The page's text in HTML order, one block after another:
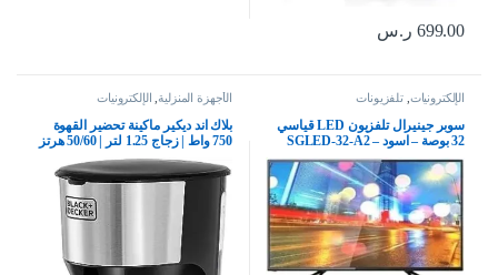
699.00 ر.س
الإلكترونيات ,تلفزيونات
سوبر جينيرال تلفزيون LED قياسي
32 بوصة – اسود – SGLED-32-A2
الأجهزة المنزلية, الإلكترونيات
بلاك اند ديكير ماكينة تحضير القهوة
750 واط | زجاج 1.25 لتر | 50/60 هرتز
| مثالية لـ 10 اكواب | للقهوة بالتنقيط
والقهوة السوداء والاسبريسو | اسود +
فضي | DCM750S-B5 | ضمان لمدة
عامين